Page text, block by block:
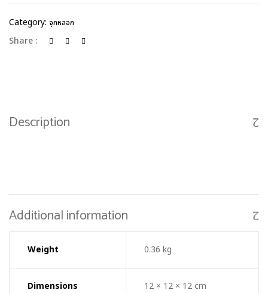
Category: จุกหลอก
Share :
Description
Additional information
Weight 0.36 kg
Dimensions 12 × 12 × 12 cm